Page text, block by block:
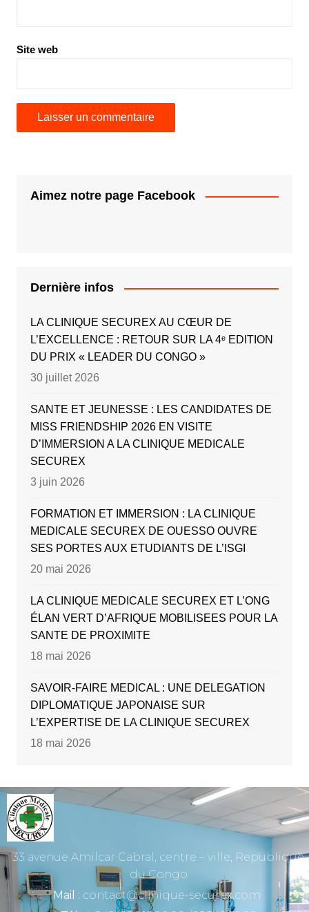
Site web
Aimez notre page Facebook
Dernière infos
LA CLINIQUE SECUREX AU CŒUR DE
L’EXCELLENCE : RETOUR SUR LA 4ᵉ EDITION
DU PRIX « LEADER DU CONGO »
30 juillet 2026
SANTE ET JEUNESSE : LES CANDIDATES DE
MISS FRIENDSHIP 2026 EN VISITE
D’IMMERSION A LA CLINIQUE MEDICALE
SECUREX
3 juin 2026
FORMATION ET IMMERSION : LA CLINIQUE
MEDICALE SECUREX DE OUESSO OUVRE
SES PORTES AUX ETUDIANTS DE L’ISGI
20 mai 2026
LA CLINIQUE MEDICALE SECUREX ET L’ONG
ÉLAN VERT D’AFRIQUE MOBILISEES POUR LA
SANTE DE PROXIMITE
18 mai 2026
SAVOIR-FAIRE MEDICAL : UNE DELEGATION
DIPLOMATIQUE JAPONAISE SUR
L’EXPERTISE DE LA CLINIQUE SECUREX
18 mai 2026
33 avenue Amilcar Cabral, centre – ville, Republique
du Congo
Mail : contact@clinique-securex.com